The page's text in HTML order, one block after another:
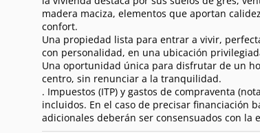
madera maciza, elementos que aportan
confort.
Una propiedad lista para entrar a vivir,
con personalidad, en una ubicación
Una oportunidad única para disfrutar de un
centro, sin renunciar a la tranquilidad.
. Impuestos (ITP) y gastos de compraventa
incluidos. En el caso de precisar financiación
adicionales deberán ser consensuados con la